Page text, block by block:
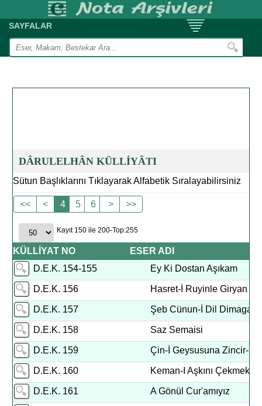
SAYFALAR
DÂRULELHÂN KÜLLİYÂTI
Sütun Başlıklarını Tıklayarak Alfabetik Sıralayabilirsiniz
<< < 4 5 6 > >>
Kayıt 150 ile 200-Top:255
KÜLLİYAT NO
ESER ADI
D.E.K. 154-155
Ey Ki Dostan Aşıkam
D.E.K. 156 Hasret-İ Ruyinle Giryan
D.E.K. 157 Şeb Cünun-İ Dil Dimagam
D.E.K. 158 Saz Semaisi
D.E.K. 159 Çin-İ Geysusuna Zincir-İ
D.E.K. 160 Keman-I Aşkını Çekmek
D.E.K. 161 A Gönül Cur'amıyız